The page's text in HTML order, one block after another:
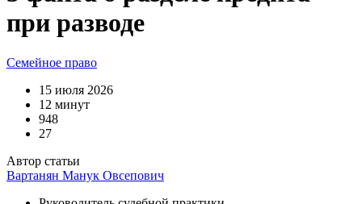
при разводе
Семейное право
15 июля 2026
12 минут
948
27
Автор статьи
Вартанян Манук Овсепович